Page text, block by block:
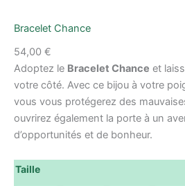
Bracelet Chance
54,00 €
Adoptez le Bracelet Chance et
votre côté. Avec ce bijou à votre
vous vous protégerez des
ouvrirez également la porte à un
d’opportunités et de bonheur.
Taille
quantité